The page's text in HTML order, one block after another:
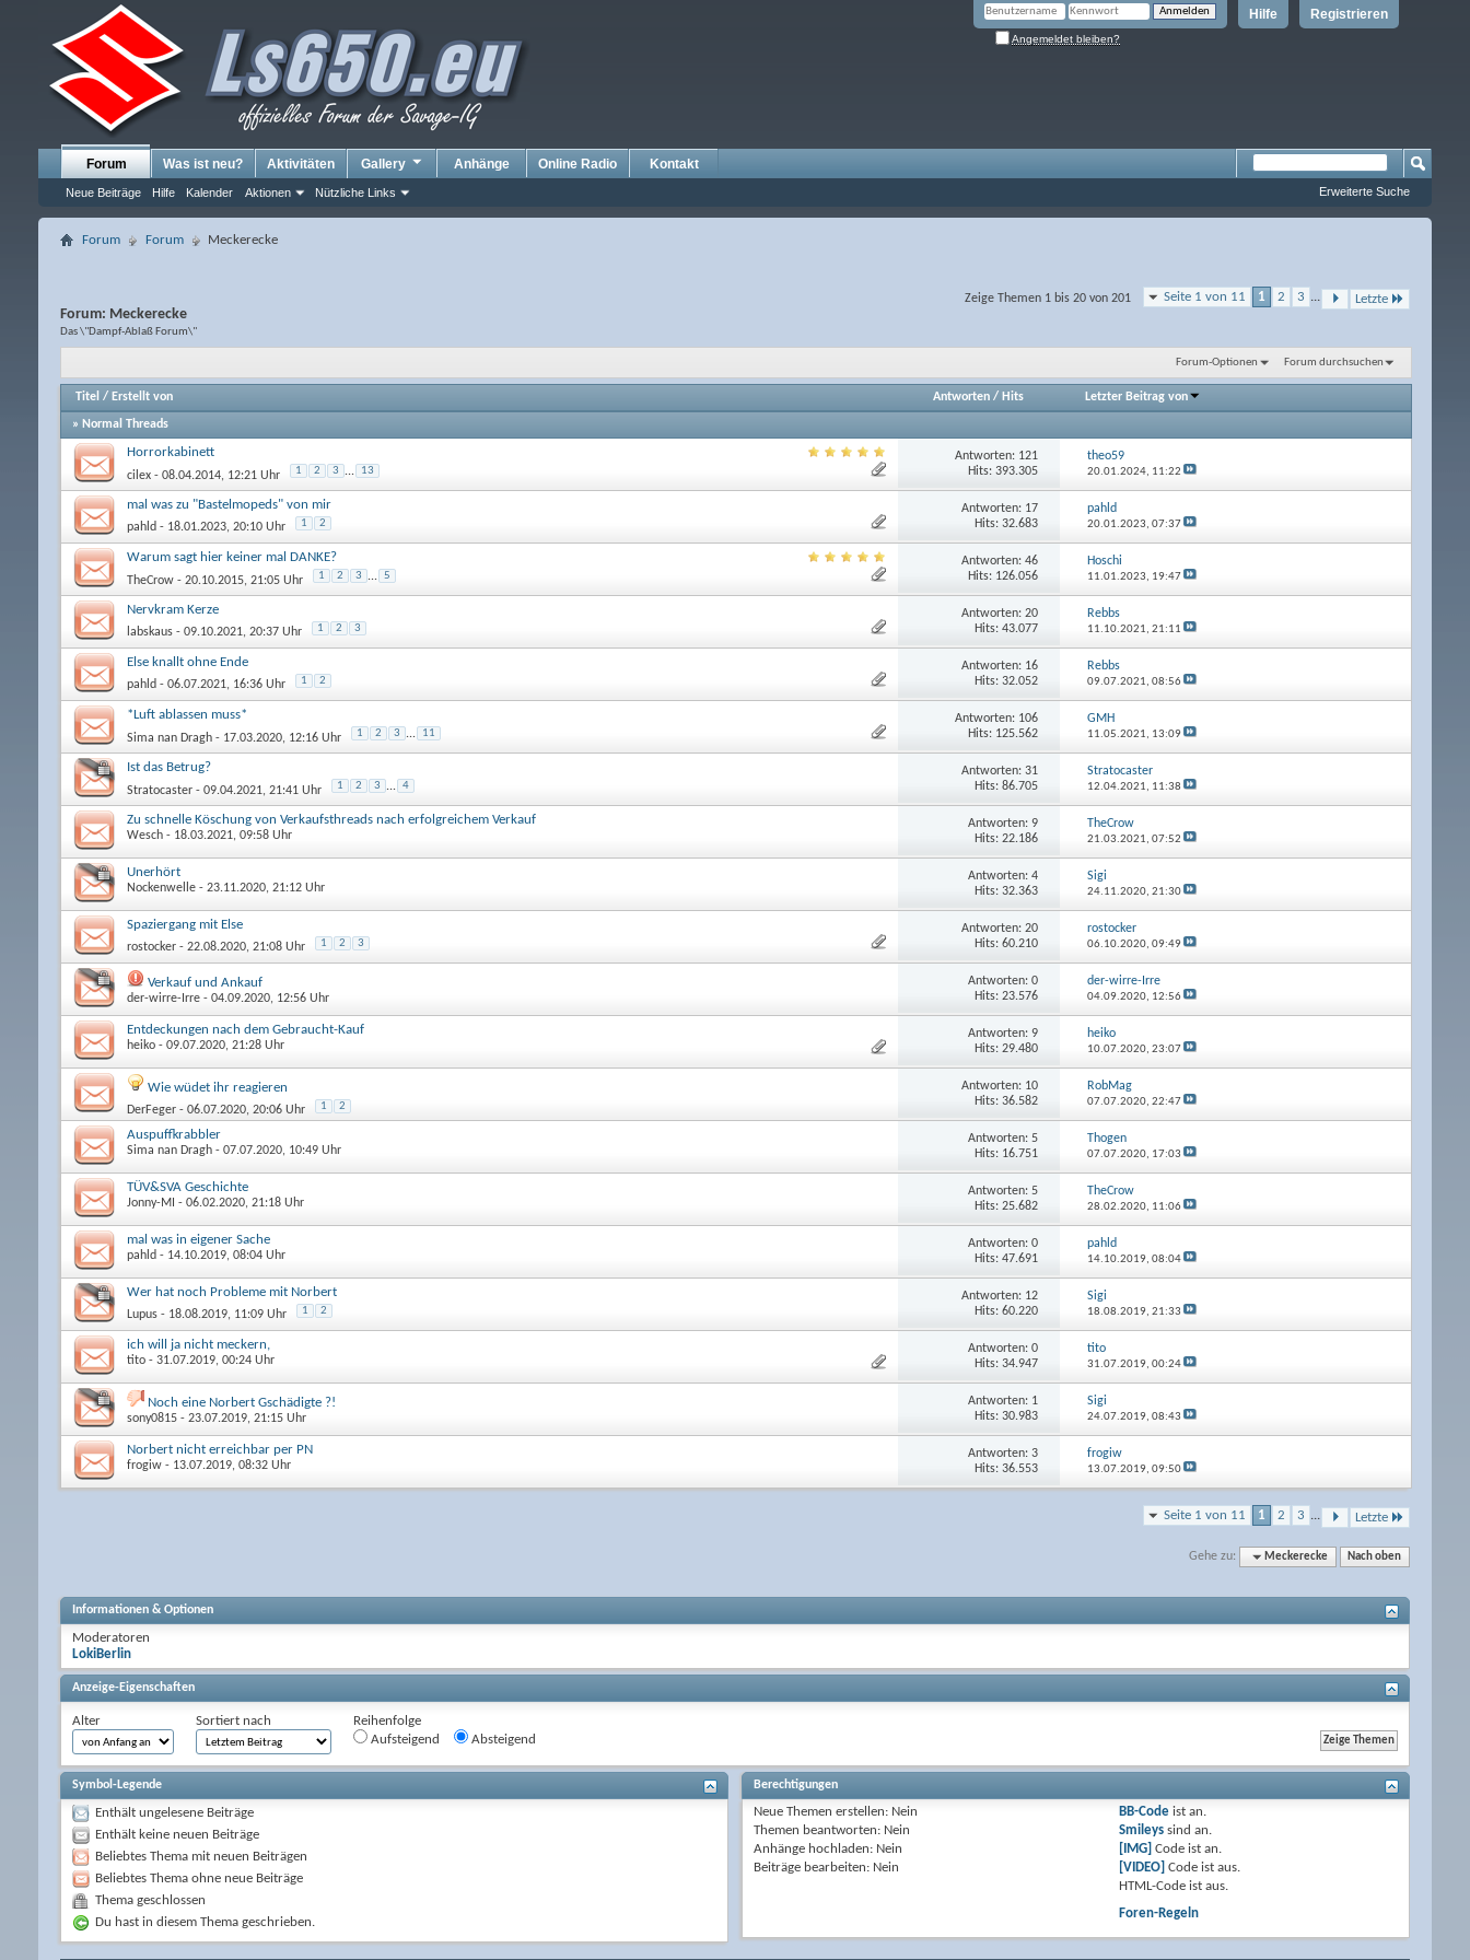
Registrieren
Hilfe
Angemeldet bleiben?
Forum
Neue Beiträge Hilfe Kalender Aktionen Nützliche Links
Was ist neu? Aktivitäten Gallery Anhänge Online Radio Kontakt
Erweiterte Suche
Forum Forum Meckerecke
Seite 1 von 11 1 2 3 ... Letzte
Zeige Themen 1 bis 20 von 201
Forum: Meckerecke
Das \"Dampf-Ablaß Forum\"
Forum-Optionen Forum durchsuchen
Titel / Erstellt von Antworten/ Hits Letzter Beitrag von
» Normal Threads
Horrorkabinett
cilex - 08.04.2014, 12:21 Uhr 1 2 3 ... 13
Antworten: 121
Hits: 393.305
theo59
20.01.2024, 11:22
mal was zu "Bastelmopeds" von mir
pahld - 18.01.2023, 20:10 Uhr 1 2
Antworten: 17
Hits: 32.683
pahld
20.01.2023, 07:37
Warum sagt hier keiner mal DANKE?
TheCrow - 20.10.2015, 21:05 Uhr 1 2 3 ... 5
Antworten: 46
Hits: 126.056
Hoschi
11.01.2023, 19:47
Nervkram Kerze
labskaus - 09.10.2021, 20:37 Uhr 1 2 3
Antworten: 20
Hits: 43.077
Rebbs
11.10.2021, 21:11
Else knallt ohne Ende
pahld - 06.07.2021, 16:36 Uhr 1 2
Antworten: 16
Hits: 32.052
Rebbs
09.07.2021, 08:56
*Luft ablassen muss*
Sima nan Dragh - 17.03.2020, 12:16 Uhr 1 2 3 ... 11
Antworten: 106
Hits: 125.562
GMH
11.05.2021, 13:09
Ist das Betrug?
Stratocaster - 09.04.2021, 21:41 Uhr 1 2 3 ... 4
Antworten: 31
Hits: 86.705
Stratocaster
12.04.2021, 11:38
Zu schnelle Köschung von Verkaufsthreads nach erfolgreichem Verkauf
Wesch - 18.03.2021, 09:58 Uhr
Antworten: 9
Hits: 22.186
TheCrow
21.03.2021, 07:52
Unerhört
Nockenwelle - 23.11.2020, 21:12 Uhr
Antworten: 4
Hits: 32.363
Sigi
24.11.2020, 21:30
Spaziergang mit Else
rostocker - 22.08.2020, 21:08 Uhr 1 2 3
Antworten: 20
Hits: 60.210
rostocker
06.10.2020, 09:49
Verkauf und Ankauf
der-wirre-Irre - 04.09.2020, 12:56 Uhr
Antworten: 0
Hits: 23.576
der-wirre-Irre
04.09.2020, 12:56
Entdeckungen nach dem Gebraucht-Kauf
heiko - 09.07.2020, 21:28 Uhr
Antworten: 9
Hits: 29.480
heiko
10.07.2020, 23:07
Wie wüdet ihr reagieren
DerFeger - 06.07.2020, 20:06 Uhr 1 2
Antworten: 10
Hits: 36.582
RobMag
07.07.2020, 22:47
Auspuffkrabbler
Sima nan Dragh - 07.07.2020, 10:49 Uhr
Antworten: 5
Hits: 16.751
Thogen
07.07.2020, 17:03
TÜV&SVA Geschichte
Jonny-MI - 06.02.2020, 21:18 Uhr
Antworten: 5
Hits: 25.682
TheCrow
28.02.2020, 11:06
mal was in eigener Sache
pahld - 14.10.2019, 08:04 Uhr
Antworten: 0
Hits: 47.691
pahld
14.10.2019, 08:04
Wer hat noch Probleme mit Norbert
Lupus - 18.08.2019, 11:09 Uhr 1 2
Antworten: 12
Hits: 60.220
Sigi
18.08.2019, 21:33
ich will ja nicht meckern,
tito - 31.07.2019, 00:24 Uhr
Antworten: 0
Hits: 34.947
tito
31.07.2019, 00:24
Noch eine Norbert Gschädigte ?!
sony0815 - 23.07.2019, 21:15 Uhr
Antworten: 1
Hits: 30.983
Sigi
24.07.2019, 08:43
Norbert nicht erreichbar per PN
frogiw - 13.07.2019, 08:32 Uhr
Antworten: 3
Hits: 36.553
frogiw
13.07.2019, 09:50
Seite 1 von 11 1 2 3 ... Letzte
Gehe zu: Meckerecke Nach oben
Informationen & Optionen
Moderatoren
LokiBerlin
Anzeige-Eigenschaften
Alter Sortiert nach
Reihenfolge
Aufsteigend
Absteigend
Symbol-Legende
Enthält ungelesene Beiträge
Enthält keine neuen Beiträge
Beliebtes Thema mit neuen Beiträgen
Beliebtes Thema ohne neue Beiträge
Thema geschlossen
Du hast in diesem Thema geschrieben.
Berechtigungen
Neue Themen erstellen: Nein
Themen beantworten: Nein
Anhänge hochladen: Nein
Beiträge bearbeiten: Nein
BB-Code istan.
Smileys sindan.
[IMG] Code istan.
[VIDEO] Code istaus.
HTML-Code istaus.
Foren-Regeln